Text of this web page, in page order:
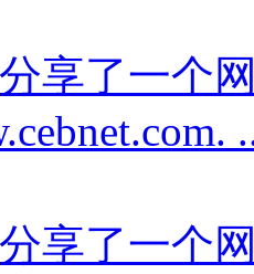
分享了一个
分享了一个